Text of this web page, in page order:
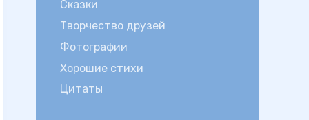
Сказки
Творчество друзей
Фотографии
Хорошие стихи
Цитаты